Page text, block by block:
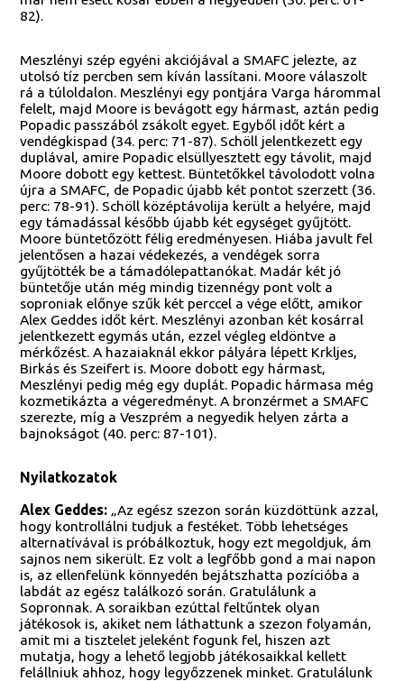
82).
Meszlényi szép egyéni akciójával a SMAFC jelezte, az
utolsó tíz percben sem kíván lassítani. Moore válaszolt
rá a túloldalon. Meszlényi egy pontjára Varga hárommal
felelt, majd Moore is bevágott egy hármast, aztán pedig
Popadic passzából zsákolt egyet. Egyből időt kért a
vendégkispad (34. perc: 71-87). Schöll jelentkezett egy
duplával, amire Popadic elsüllyesztett egy távolit, majd
Moore dobott egy kettest. Büntetőkkel távolodott volna
újra a SMAFC, de Popadic újabb két pontot szerzett (36.
perc: 78-91). Schöll középtávolija került a helyére, majd
egy támadással később újabb két egységet gyűjtött.
Moore büntetőzött félig eredményesen. Hiába javult fel
jelentősen a hazai védekezés, a vendégek sorra
gyűjtötték be a támadólepattanókat. Madár két jó
büntetője után még mindig tizennégy pont volt a
soproniak előnye szűk két perccel a vége előtt, amikor
Alex Geddes időt kért. Meszlényi azonban két kosárral
jelentkezett egymás után, ezzel végleg eldöntve a
mérkőzést. A hazaiaknál ekkor pályára lépett Krkljes,
Birkás és Szeifert is. Moore dobott egy hármast,
Meszlényi pedig még egy duplát. Popadic hármasa még
kozmetikázta a végeredményt. A bronzérmet a SMAFC
szerezte, míg a Veszprém a negyedik helyen zárta a
bajnokságot (40. perc: 87-101).
Nyilatkozatok
Alex Geddes: „Az egész szezon során küzdöttünk azzal,
hogy kontrollálni tudjuk a festéket. Több lehetséges
alternatívával is próbálkoztuk, hogy ezt megoldjuk, ám
sajnos nem sikerült. Ez volt a legfőbb gond a mai napon
is, az ellenfelünk könnyedén bejátszhatta pozícióba a
labdát az egész találkozó során. Gratulálunk a
Sopronnak. A soraikban ezúttal feltűntek olyan
játékosok is, akiket nem láthattunk a szezon folyamán,
amit mi a tisztelet jeleként fogunk fel, hiszen azt
mutatja, hogy a lehető legjobb játékosaikkal kellett
felállniuk ahhoz, hogy legyőzzenek minket. Gratulálunk